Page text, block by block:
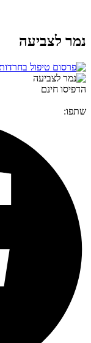
נמר לצביעה
הדפיסו חינם
שתפו: